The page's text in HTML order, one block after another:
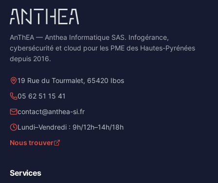
AnThEA — Anthea Informatique SAS. Infogérance,
cybersécurité et cloud pour les PME des Hautes-Pyrénées
depuis 2016.
19 Rue du Tourmalet, 65420 Ibos
05 62 51 15 41
contact@anthea-si.fr
Lundi–Vendredi : 9h/12h–14h/18h
Nous trouver
Services